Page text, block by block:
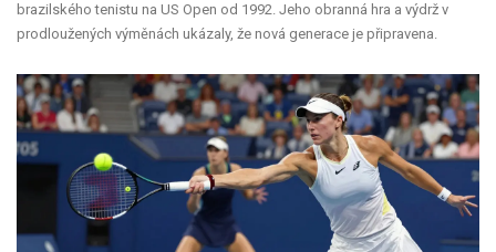
brazilského tenistu na US Open od 1992. Jeho obranná hra a výdrž v
prodloužených výměnách ukázaly, že nová generace je připravena.